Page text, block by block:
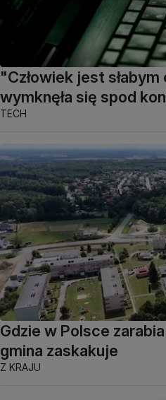
"Człowiek jest
wymknęła się spod
TECH
Gdzie w Polsce
gmina zaskakuje
Z KRAJU